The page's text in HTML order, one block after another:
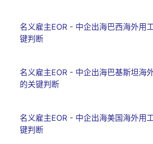
名义雇主EOR - 中企出海巴西海外用
键判断
名义雇主EOR - 中企出海巴基斯坦海
的关键判断
名义雇主EOR - 中企出海美国海外用
键判断